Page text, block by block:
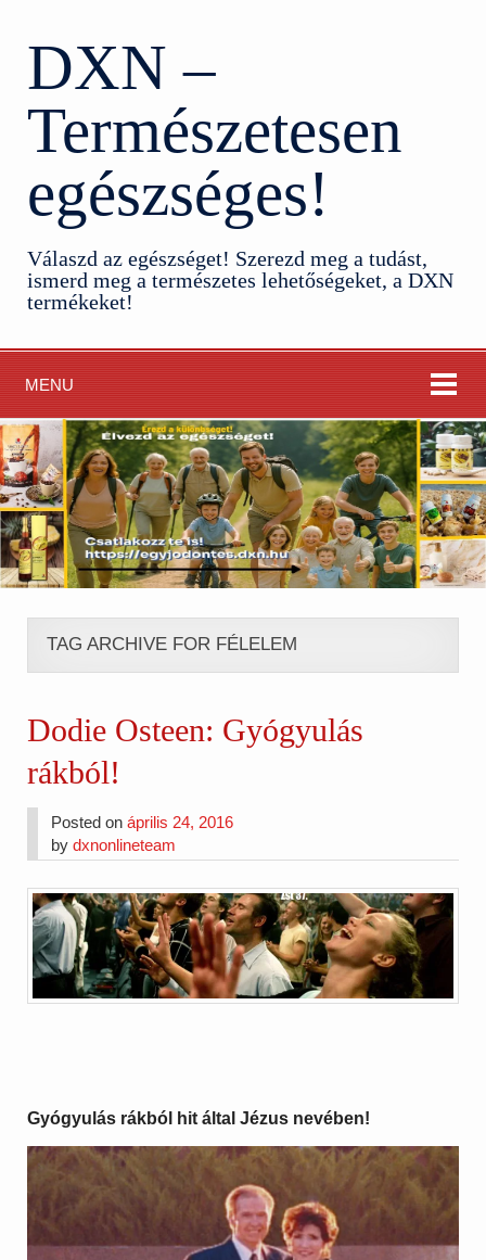
DXN –
Természetesen
egészséges!
Válaszd az egészséget! Szerezd meg a tudást,
ismerd meg a természetes lehetőségeket, a DXN
termékeket!
MENU
TAG ARCHIVE FOR FÉLELEM
Dodie Osteen: Gyógyulás
rákból!
Posted onáprilis 24, 2016
bydxnonlineteam
Gyógyulás rákból hit által Jézus nevében!